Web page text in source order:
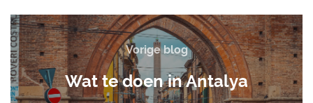
Vorige blog
Wat te doen in Antalya